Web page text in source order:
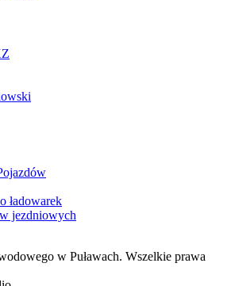
ładowarek
jezdniowych
w Puławach. Wszelkie prawa